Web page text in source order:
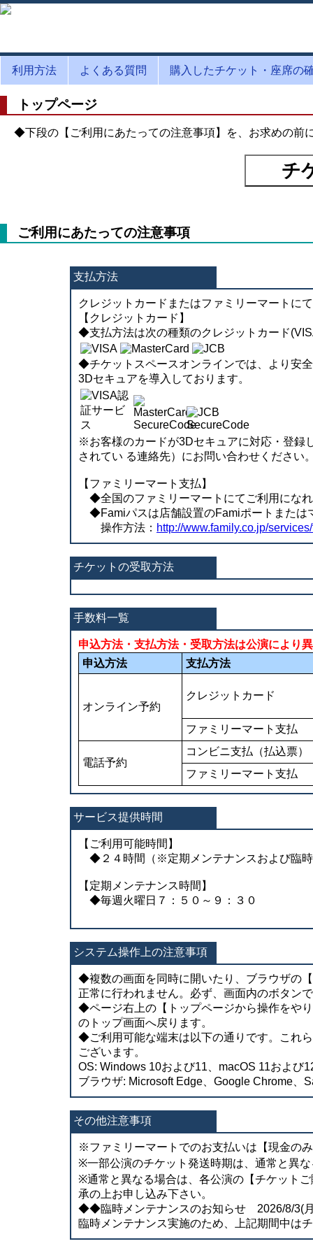
利用方法 よくある質問 購入したチケット・座席の
トップページ
◆下段の【ご利用にあたっての注意事項】を、お求めの前
ご利用にあたっての注意事項
支払方法
クレジットカードまたはファミリーマートに
【クレジットカード】
◆支払方法は次の種類のクレジットカード
◆チケットスペースオンラインでは、より安
3Dセキュアを導入しております。
※お客様のカードが3Dセキュアに対応・登録
されてい る連絡先）にお問い合わせください
【ファミリーマート支払】
◆全国のファミリーマートにてご利用にな
◆Famiパスは店舗設置のFamiポートまたは
操作方法： http://www.family.co.jp/
チケットの受取方法
手数料一覧
申込方法・支払方法・受取方法は公演により
申込方法
支払方法
オンライン予約
クレジットカード
ファミリーマート支払
電話予約
コンビニ支払（払込票）
ファミリーマート支払
サービス提供時間
【ご利用可能時間】
◆２４時間（※定期メンテナンスおよび臨時
【定期メンテナンス時間】
◆毎週火曜日７：５０～９：３０
システム操作上の注意事項
◆複数の画面を同時に開いたり、ブラウザの
正常に行われません。必ず、画面内のボタン
◆ページ右上の【トップページから操作をや
のトップ画面へ戻ります。
◆ご利用可能な端末は以下の通りです。これ
ございます。
OS: Windows 10および11、macOS 11および
ブラウザ: Microsoft Edge、Google Chrome、
その他注意事項
※ファミリーマートでのお支払いは【現金の
※一部公演のチケット発送時期は、通常と異
※通常と異なる場合は、各公演の【チケット
承の上お申し込み下さい。
◆◆臨時メンテナンスのお知らせ 2026/8/3(月
臨時メンテナンス実施のため、上記期間中は